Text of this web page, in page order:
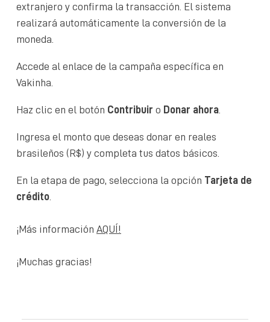
extranjero y confirma la transacción. El sistema
realizará automáticamente la conversión de la
moneda.
Accede al enlace de la campaña específica en
Vakinha.
Haz clic en el botón Contribuir o Donar ahora
Ingresa el monto que deseas donar en reales
brasileños (R$) y completa tus datos básicos.
En la etapa de pago, selecciona la opción Tarjeta de
crédito
¡Más información AQUÍ!
¡Muchas gracias!